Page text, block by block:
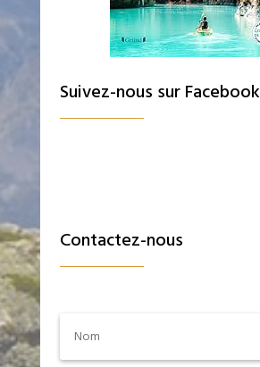
Suivez-nous sur Facebook
Contactez-nous